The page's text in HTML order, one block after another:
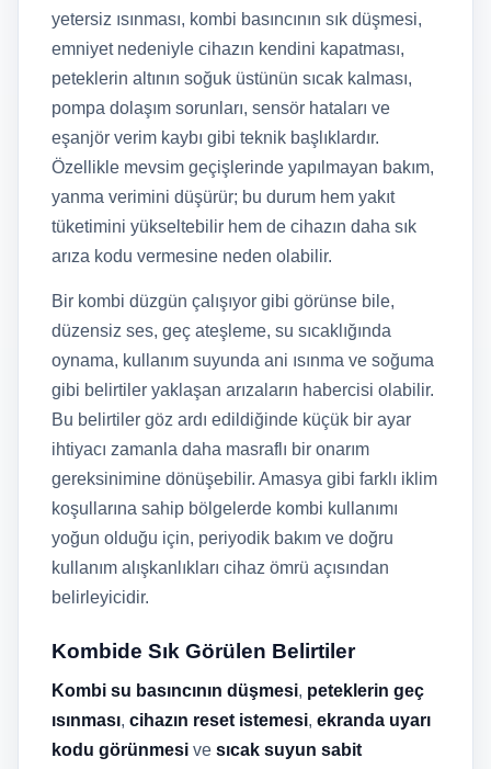
yetersiz ısınması, kombi basıncının sık düşmesi,
emniyet nedeniyle cihazın kendini kapatması,
peteklerin altının soğuk üstünün sıcak kalması,
pompa dolaşım sorunları, sensör hataları ve
eşanjör verim kaybı gibi teknik başlıklardır.
Özellikle mevsim geçişlerinde yapılmayan bakım,
yanma verimini düşürür; bu durum hem yakıt
tüketimini yükseltebilir hem de cihazın daha sık
arıza kodu vermesine neden olabilir.
Bir kombi düzgün çalışıyor gibi görünse bile,
düzensiz ses, geç ateşleme, su sıcaklığında
oynama, kullanım suyunda ani ısınma ve soğuma
gibi belirtiler yaklaşan arızaların habercisi olabilir.
Bu belirtiler göz ardı edildiğinde küçük bir ayar
ihtiyacı zamanla daha masraflı bir onarım
gereksinimine dönüşebilir. Amasya gibi farklı iklim
koşullarına sahip bölgelerde kombi kullanımı
yoğun olduğu için, periyodik bakım ve doğru
kullanım alışkanlıkları cihaz ömrü açısından
belirleyicidir.
Kombide Sık Görülen Belirtiler
Kombi su basıncının düşmesi, peteklerin geç
ısınması, cihazın reset istemesi, ekranda uyarı
kodu görünmesi ve sıcak suyun sabit